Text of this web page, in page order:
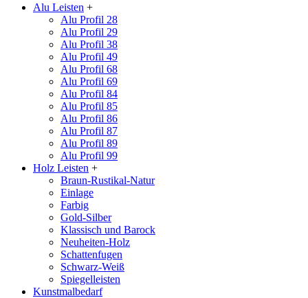
Alu Leisten +
Alu Profil 28
Alu Profil 29
Alu Profil 38
Alu Profil 49
Alu Profil 68
Alu Profil 69
Alu Profil 84
Alu Profil 85
Alu Profil 86
Alu Profil 87
Alu Profil 89
Alu Profil 99
Holz Leisten +
Braun-Rustikal-Natur
Einlage
Farbig
Gold-Silber
Klassisch und Barock
Neuheiten-Holz
Schattenfugen
Schwarz-Weiß
Spiegelleisten
Kunstmalbedarf